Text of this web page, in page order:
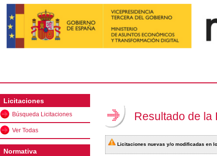
Licitaciones
Búsqueda Licitaciones
Ver Todas
Normativa
Resultado de la
Licitaciones nuevas y/o modificadas en